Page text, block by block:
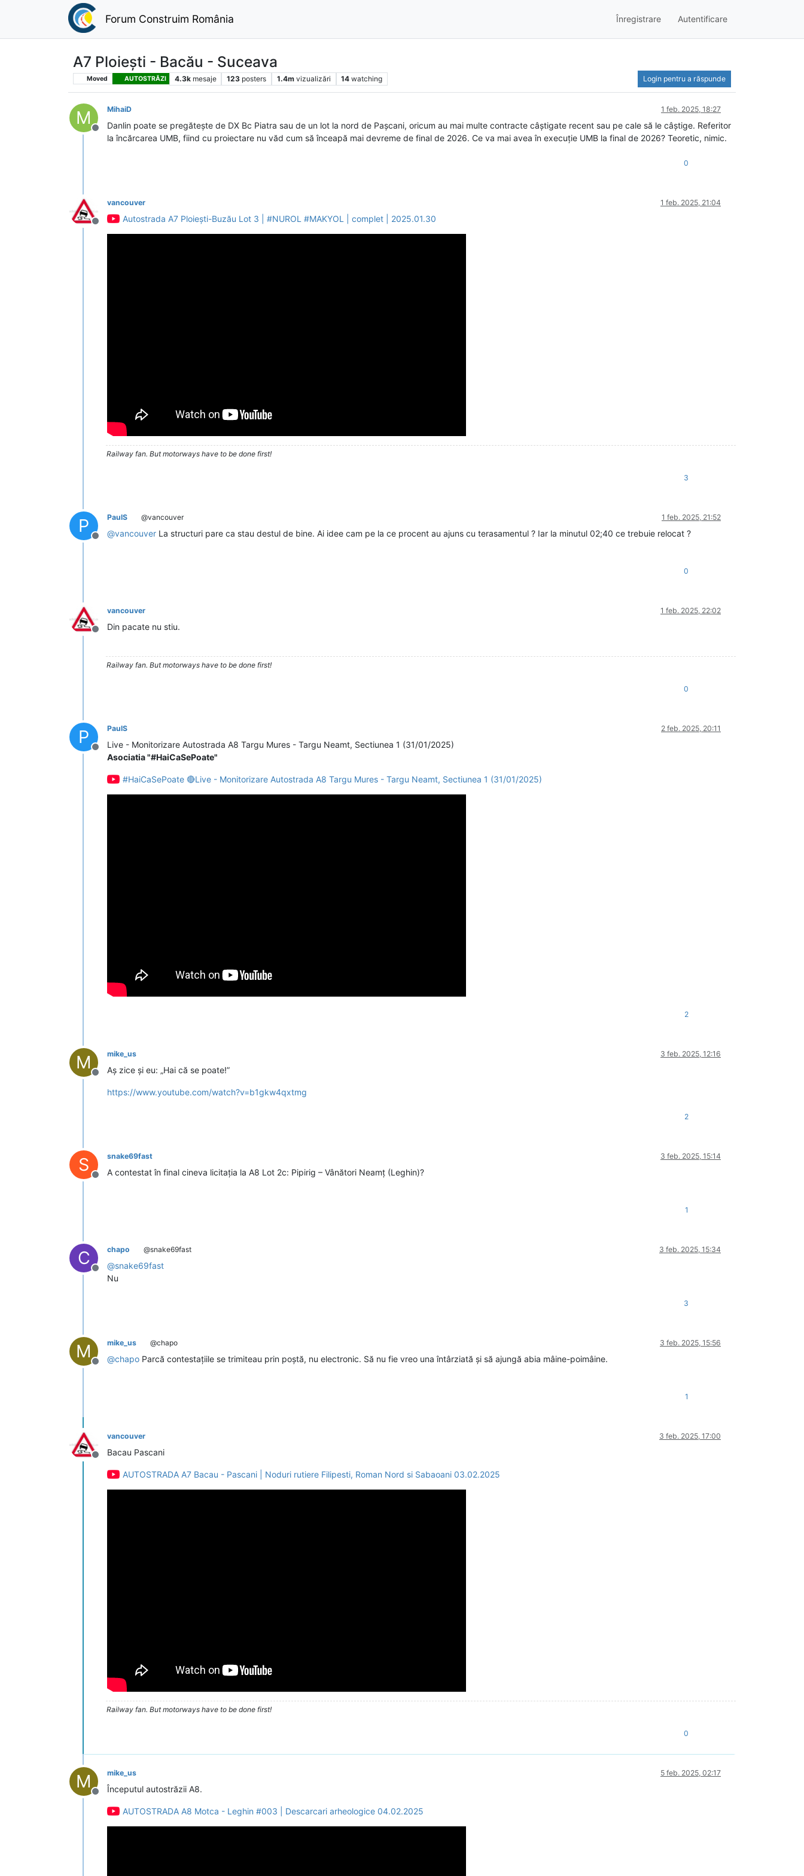
Forum Construim România Înregistrare Autentificare
A7 Ploiești - Bacău - Suceava
Moved AUTOSTRĂZI 4.3k mesaje 123 posters 1.4m vizualizări 14 watching Login pentru a răspunde
M
Deconectat
MihaiD 1 feb. 2025, 18:27
Danlin poate se pregătește de DX Bc Piatra sau de un lot la nord de Pașcani, oricum au mai multe contracte câștigate recent sau pe cale să le câștige. Referitor
la încărcarea UMB, fiind cu proiectare nu văd cum să înceapă mai devreme de final de 2026. Ce va mai avea în execuție UMB la final de 2026? Teoretic, nimic.
0
Deconectat
vancouver 1 feb. 2025, 21:04
Autostrada A7 Ploiești-Buzău Lot 3 | #NUROL #MAKYOL | complet | 2025.01.30
Railway fan. But motorways have to be done first!
3
P
Deconectat
PaulS @vancouver 1 feb. 2025, 21:52
@vancouver La structuri pare ca stau destul de bine. Ai idee cam pe la ce procent au ajuns cu terasamentul ? Iar la minutul 02;40 ce trebuie relocat ?
0
Deconectat
vancouver 1 feb. 2025, 22:02
Din pacate nu stiu.
Railway fan. But motorways have to be done first!
0
P
Deconectat
PaulS 2 feb. 2025, 20:11
Live - Monitorizare Autostrada A8 Targu Mures - Targu Neamt, Sectiunea 1 (31/01/2025)
Asociatia "#HaiCaSePoate"
#HaiCaSePoate 🔴Live - Monitorizare Autostrada A8 Targu Mures - Targu Neamt, Sectiunea 1 (31/01/2025)
2
M
Deconectat
mike_us 3 feb. 2025, 12:16
Aș zice și eu: „Hai că se poate!”
https://www.youtube.com/watch?v=b1gkw4qxtmg
2
S
Deconectat
snake69fast 3 feb. 2025, 15:14
A contestat în final cineva licitația la A8 Lot 2c: Pipirig – Vânători Neamț (Leghin)?
1
C
Deconectat
chapo @snake69fast 3 feb. 2025, 15:34
@snake69fast
Nu
3
M
Deconectat
mike_us @chapo 3 feb. 2025, 15:56
@chapo Parcă contestațiile se trimiteau prin poștă, nu electronic. Să nu fie vreo una întârziată și să ajungă abia mâine-poimâine.
1
Deconectat
vancouver 3 feb. 2025, 17:00
Bacau Pascani
AUTOSTRADA A7 Bacau - Pascani | Noduri rutiere Filipesti, Roman Nord si Sabaoani 03.02.2025
Railway fan. But motorways have to be done first!
0
M
Deconectat
mike_us 5 feb. 2025, 02:17
Începutul autostrăzii A8.
AUTOSTRADA A8 Motca - Leghin #003 | Descarcari arheologice 04.02.2025